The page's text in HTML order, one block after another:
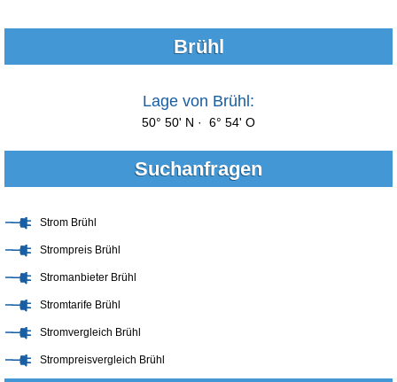
Brühl
Lage von Brühl:
50° 50' N · 6° 54' O
Suchanfragen
Strom Brühl
Strompreis Brühl
Stromanbieter Brühl
Stromtarife Brühl
Stromvergleich Brühl
Strompreisvergleich Brühl